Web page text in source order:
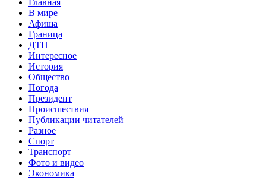
Главная
В мире
Афиша
Граница
ДТП
Интересное
История
Общество
Погода
Президент
Происшествия
Публикации читателей
Разное
Спорт
Транспорт
Фото и видео
Экономика